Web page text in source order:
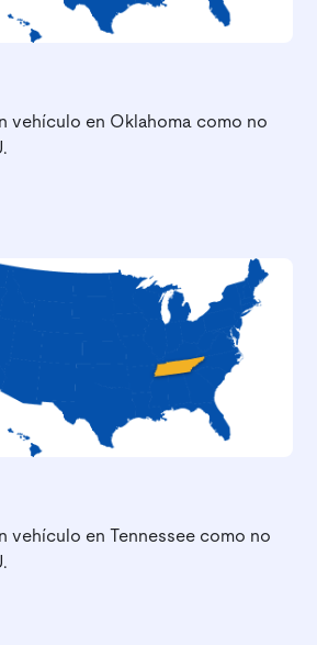
vehículo en Oklahoma como no
vehículo en Tennessee como no